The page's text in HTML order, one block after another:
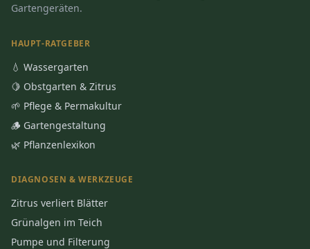
Gartengeräten.
HAUPT-RATGEBER
💧 Wassergarten
🍋 Obstgarten & Zitrus
🌱 Pflege & Permakultur
🪵 Gartengestaltung
🌿 Pflanzenlexikon
DIAGNOSEN & WERKZEUGE
Zitrus verliert Blätter
Grünalgen im Teich
Pumpe und Filterung